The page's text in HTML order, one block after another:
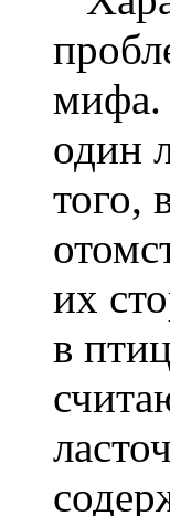
мифа.
один
того,
их
в